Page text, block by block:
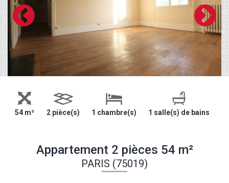
54 m² 2 pièce(s) 1 chambre(s) 1 salle(s) de bains
Appartement 2 pièces 54 m²
PARIS (75019)